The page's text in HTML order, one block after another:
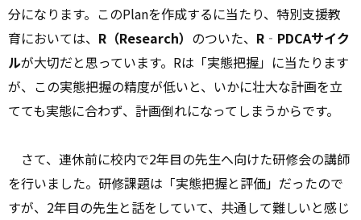
分になります。このPlanを作成するに当たり、特別支援教
育においては、 R （Research） のついた、 R ‐PDCAサイク
ルが大切だと思っています。Rは「実態把握」に当たります
が、この実態把握の精度が低いと、いかに壮大な計画を立
てても実態に合わず、計画倒れになってしまうからです。
さて、連休前に校内で2年目の先生へ向けた研修会の講師
を行いました。研修課題は「実態把握と評価」だったので
すが、2年目の先生と話をしていて、共通して難しいと感じ